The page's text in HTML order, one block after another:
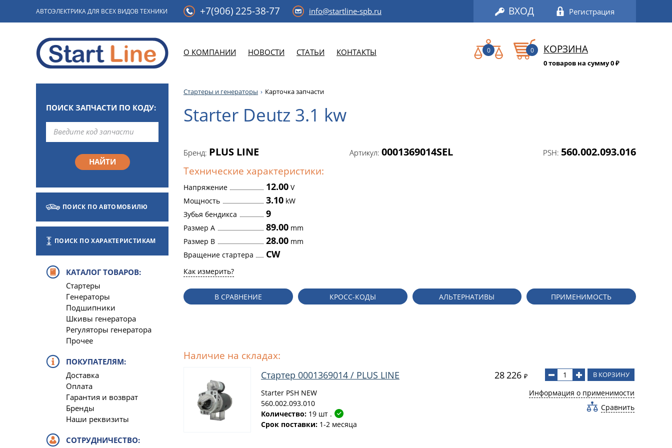
АВТОЭЛЕКТРИКА ДЛЯ ВСЕХ ВИДОВ ТЕХНИКИ +7(906) 225-38-77 info@startline-spb.ru ВХОД Регистрация
О КОМПАНИИ НОВОСТИ СТАТЬИ КОНТАКТЫ 0 0 КОРЗИНА
0 товаров на сумму 0₽
ПОИСК ЗАПЧАСТИ ПО КОДУ:
ПОИСК ПО АВТОМОБИЛЮ
ПОИСК ПО ХАРАКТЕРИСТИКАМ
КАТАЛОГ ТОВАРОВ:
Стартеры
Генераторы
Подшипники
Шкивы генератора
Регуляторы генератора
Прочее
ПОКУПАТЕЛЯМ:
Доставка
Оплата
Гарантия и возврат
Бренды
Наши реквизиты
СОТРУДНИЧЕСТВО:
Стартеры и генераторы Карточка запчасти
Starter Deutz 3.1 kw
Бренд: PLUS LINE Артикул: 0001369014SEL PSH: 560.002.093.016
Технические характеристики:
Напряжение 12.00 V
Мощность
3.10 kW
Зубья бендикса
9
Размер A 89.00 mm
Размер B
28.00 mm
Вращение стартера
CW
Как измерить?
В СРАВНЕНИЕ КРОСС-КОДЫ АЛЬТЕРНАТИВЫ ПРИМЕНИМОСТЬ
Наличие на складах:
Стартер 0001369014 / PLUS LINE 28 226 ₽ В КОРЗИНУ
Starter PSH NEW
560.002.093.010
Количество: 19 шт .
Срок поставки: 1-2 месяца
Информация о применимости
Сравнить